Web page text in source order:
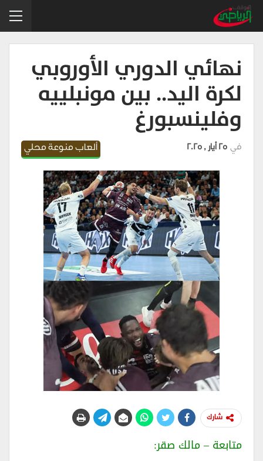
نهائي الدوري الأوروبي
لكرة اليد.. بين مونبلييه
وفلينسبورغ
ألعاب منوعة محلي في 25 أيار , 2025
شارك
متابعة – مالك صقر: